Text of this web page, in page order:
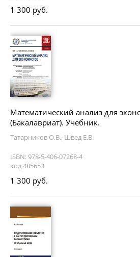
1 300 руб.
Математический анализ для
(Бакалавриат). Учебник.
Татарников О.В., Швед Е.В.
ISBN: 978-5-406-07268-4
код 485653
1 300 руб.